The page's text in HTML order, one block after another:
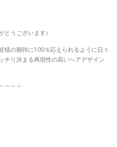
とうございます♪
様の期待に100％応えられるように日々
チリ決まる再現性の高いヘアデザイン
～～～